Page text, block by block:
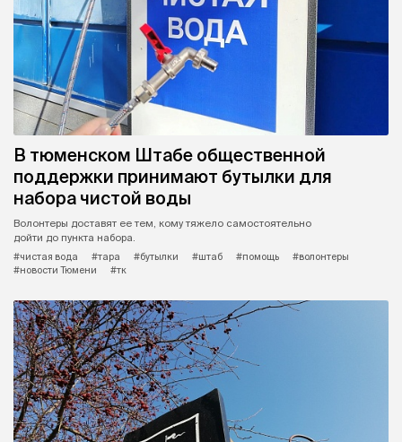
В тюменском Штабе общественной
поддержки принимают бутылки для
набора чистой воды
Волонтеры доставят ее тем, кому тяжело самостоятельно
дойти до пункта набора.
#чистая вода
#тара #бутылки #штаб #помощь
#волонтеры
#новости Тюмени
#тк